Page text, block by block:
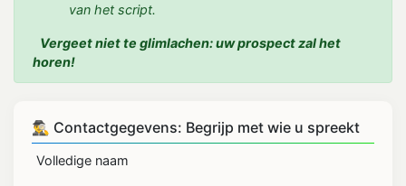
van het script.
Vergeet niet te glimlachen: uw prospect zal het
horen!
🕵️‍♂️ Contactgegevens: Begrijp met wie u spreekt
Volledige naam